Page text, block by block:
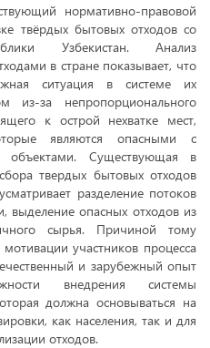
нормативно-правовой
твёрдых бытовых отходов со
Узбекистан. Анализ
в стране показывает, что
ситуация в системе их
из-за непропорционального
к острой нехватке мест,
являются опасными с
объектами. Существующая в
твердых бытовых отходов
разделение потоков
выделение опасных отходов из
сырья. Причиной тому
мотивации участников процесса
и зарубежный опыт
внедрения системы
должна основываться на
как населения, так и для
отходов.